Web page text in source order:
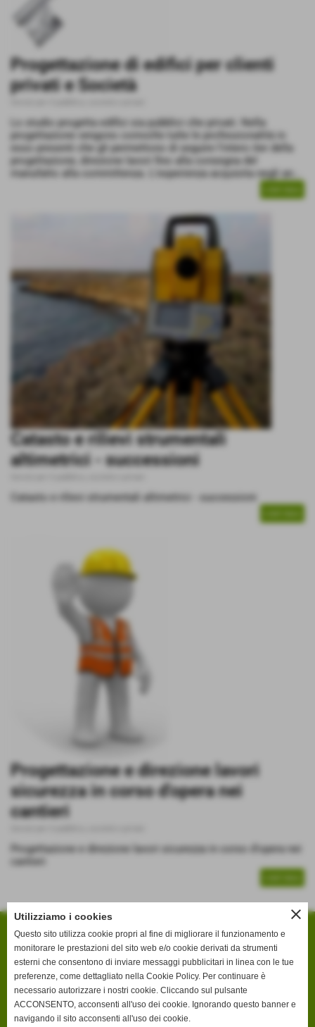
Progettazione di edifici per clienti
privati e Società
Lo studio progetta edifici sia pubblici che privati. Nella
progettazione vengono coinvolte tutte le professionalità in
esso presenti che gli permettono di seguire l'intero iter della
progettazione, direzione lavori fino alla consegna del
manufatto alla committenza. L'esperienza acquisita negli an...
Catasto e rilievi strumentali
altimetrici - successioni
Catasto e rilievi strumentali altimetrici - successioni
Progettazione e direzione lavori
sicurezza in corso d'opera nei
cantieri
Progettazione e direzione lavori sicurezza in corso d'opera nei
cantieri
Via Funivia, 52 C
23023 Chiesa in Valmalenco (SONDRIO)
Tel. 0342 - 454155
close
Utilizziamo i cookies
Questo sito utilizza cookie propri al fine di migliorare il funzionamento e
monitorare le prestazioni del sito web e/o cookie derivati da strumenti
esterni che consentono di inviare messaggi pubblicitari in linea con le tue
preferenze, come dettagliato nella Cookie Policy. Per continuare è
necessario autorizzare i nostri cookie. Cliccando sul pulsante
ACCONSENTO, acconsenti all'uso dei cookie. Ignorando questo banner e
navigando il sito acconsenti all'uso dei cookie.